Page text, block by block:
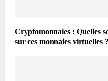
Cryptomonnaies : Quelles
sur ces monnaies virtuelles ?